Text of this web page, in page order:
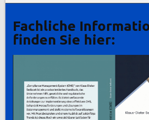
Fachliche
finden Sie hier: